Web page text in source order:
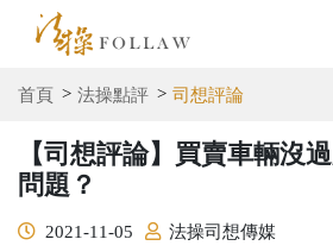
首頁 法操點評 司想評論
【司想評論】買賣車輛沒
問題？
2021-11-05 法操司想傳媒